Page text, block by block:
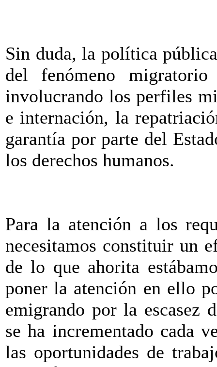
Sin duda, la política
del fenómeno
involucrando los perfiles
e internación, la
garantía por parte del
los derechos humanos.
Para la atención a los
necesitamos constituir un
de lo que ahorita
poner la atención en ello
emigrando por la escasez
se ha incrementado cada
las oportunidades de